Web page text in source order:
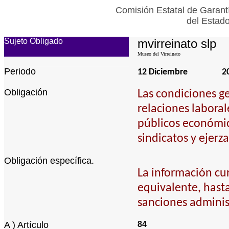
Comisión Estatal de
del
Sujeto Obligado mvirreinato slp
Museo del Virreinato
Periodo 12 Diciembre
Obligación
Las condiciones
relaciones
públicos
sindicatos y
Obligación específica.
La información
equivalente,
sanciones
A ) Artículo 84